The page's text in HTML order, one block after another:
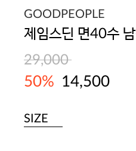
GOODPEOPLE
29,000
50% 14,500
SIZE